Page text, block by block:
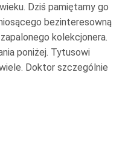
Dziś pamiętamy go
bezinteresowną
kolekcjonera.
poniżej. Tytusowi
Doktor szczególnie